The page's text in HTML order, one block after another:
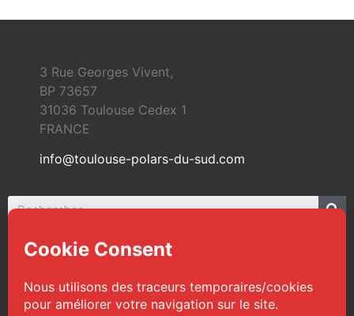
3 Rue Georges Vivent,
BP 73657
31036 Toulouse Cedex 1
FRANCE
info@toulouse-polars-du-sud.com
© 2026 Toulouse Polars du Sud | Tous droits
réservés